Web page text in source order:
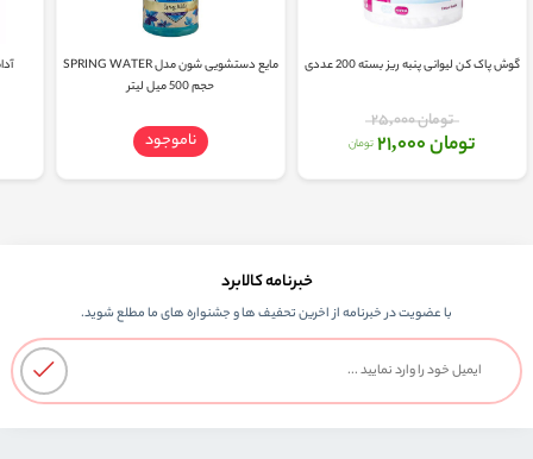
گوش پاک کن لیوانی پنبه ریز بسته 200 عددی
تومان 25,000
تومان 21,000 تومان
مایع دستشویی شون مدل SPRING WATER
حجم 500 میل لیتر
ناموجود
خبرنامه کالابرد
با عضویت در خبرنامه از اخرین تحفیف ها و جشنواره های ما مطلع شوید.